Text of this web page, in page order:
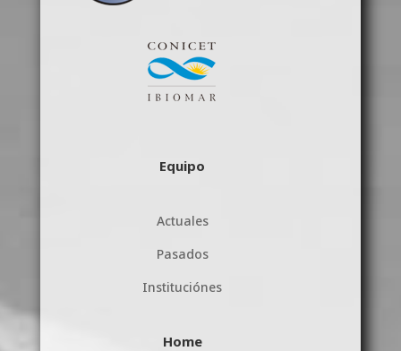
Equipo
Actuales
Pasados
Instituciónes
Home